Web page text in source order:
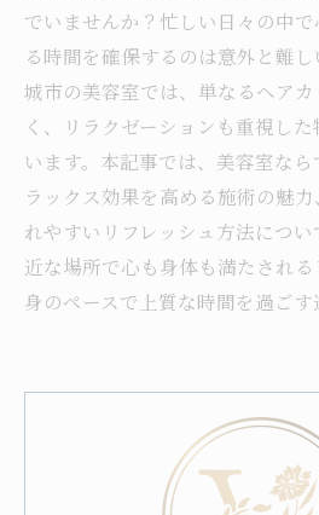
でいませんか？忙しい日々の中
る時間を確保するのは意外と難
城市の美容室では、単なるヘア
く、リラクゼーションも重視し
います。本記事では、美容室な
ラックス効果を高める施術の魅
れやすいリフレッシュ方法につ
近な場所で心も身体も満たされ
身のペースで上質な時間を過ごす